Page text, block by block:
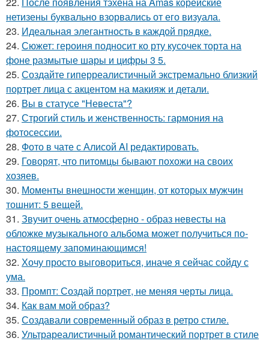
нетизены буквально взорвались от его визуала.
23. Идеальная элегантность в каждой прядке.
24. Сюжет: героиня подносит ко рту кусочек торта на
фоне размытые шары и цифры 3 5.
25. Создайте гиперреалистичный экстремально близкий
портрет лица с акцентом на макияж и детали.
26. Вы в статусе "Невеста"?
27. Строгий стиль и женственность: гармония на
фотосессии.
28. Фото в чате с Алисой AI редактировать.
29. Говорят, что питомцы бывают похожи на своих
хозяев.
30. Моменты внешности женщин, от которых мужчин
тошнит: 5 вещей.
31. Звучит очень атмосферно - образ невесты на
обложке музыкального альбома может получиться по-
настоящему запоминающимся!
32. Хочу просто выговориться, иначе я сейчас сойду с
ума.
33. Промпт: Создай портрет, не меняя черты лица.
34. Как вам мой образ?
35. Создавали современный образ в ретро стиле.
36. Ультрареалистичный романтический портрет в стиле